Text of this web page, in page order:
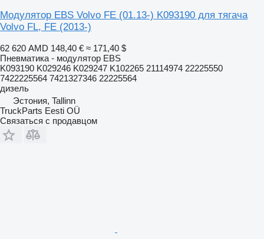
Модулятор EBS Volvo FE (01.13-) K093190 для тягача
Volvo FL, FE (2013-)
62 620 AMD 148,40 € ≈ 171,40 $
Пневматика - модулятор EBS
K093190 K029246 K029247 K102265 21114974 22225550
7422225564 7421327346 22225564
дизель
Эстония, Tallinn
TruckParts Eesti OÜ
Связаться с продавцом